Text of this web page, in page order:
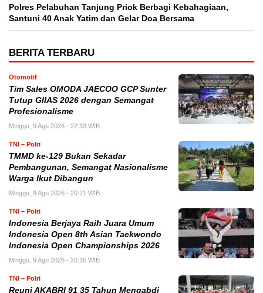
Polres Pelabuhan Tanjung Priok Berbagi Kebahagiaan,
Santuni 40 Anak Yatim dan Gelar Doa Bersama
BERITA TERBARU
Otomotif
Tim Sales OMODA JAECOO GCP Sunter
Tutup GIIAS 2026 dengan Semangat
Profesionalisme
Minggu, 9 Agu 2026 - 22:33 WIB
TNI – Polri
TMMD ke-129 Bukan Sekadar
Pembangunan, Semangat Nasionalisme
Warga Ikut Dibangun
Minggu, 9 Agu 2026 - 20:21 WIB
TNI – Polri
Indonesia Berjaya Raih Juara Umum
Indonesia Open 8th Asian Taekwondo
Indonesia Open Championships 2026
Minggu, 9 Agu 2026 - 20:16 WIB
TNI – Polri
Reuni AKABRI 91 35 Tahun Mengabdi